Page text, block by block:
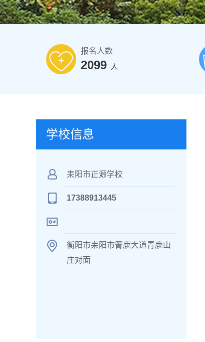
报名人数
2099 人
学校信息
耒阳市正源学校
17388913445
衡阳市耒阳市箐鹿大道青鹿山
庄对面